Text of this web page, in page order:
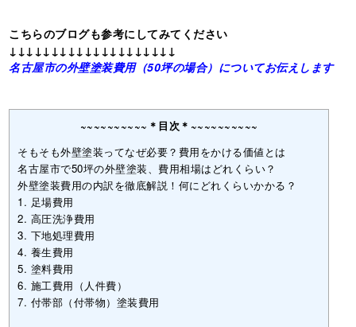
こちらのブログも参考にしてみてください
↓↓↓↓↓↓↓↓↓↓↓↓↓↓↓↓↓↓↓↓
名古屋市の外壁塗装費用（50坪の場合）についてお伝えします
~~~~~~~~~~＊目次＊~~~~~~~~~~
そもそも外壁塗装ってなぜ必要？費用をかける価値とは
名古屋市で50坪の外壁塗装、費用相場はどれくらい？
外壁塗装費用の内訳を徹底解説！何にどれくらいかかる？
1. 足場費用
2. 高圧洗浄費用
3. 下地処理費用
4. 養生費用
5. 塗料費用
6. 施工費用（人件費）
7. 付帯部（付帯物）塗装費用